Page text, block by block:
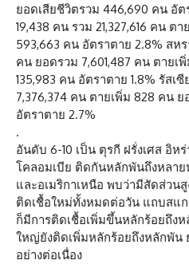
ยอดเสียชีวิตรวม 446,690 คน อัต
19,438 คน รวม 21,327,616 คน
593,663 คน อัตราตาย 2.8% สห
คน ยอดรวม 7,601,487 คน ตายเ
135,983 คน อัตราตาย 1.8% รัสเ
7,376,374 คน ตายเพิ่ม 828 คน
อัตราตาย 2.7%
.
อันดับ 6-10 เป็น ตุรกี ฝรั่งเศส อิห
โคลอมเบีย ติดกันหลักพันถึงหลาย
และอเมริกาเหนือ พบว่ามีสัดส่วน
ติดเชื้อใหม่ทั้งหมดต่อวัน แถบสแก
ก็มีการติดเชื้อเพิ่มขึ้นหลักร้อยถึง
ใหญ่ยังติดเพิ่มหลักร้อยถึงหลักพัน
อย่างต่อเนื่อง